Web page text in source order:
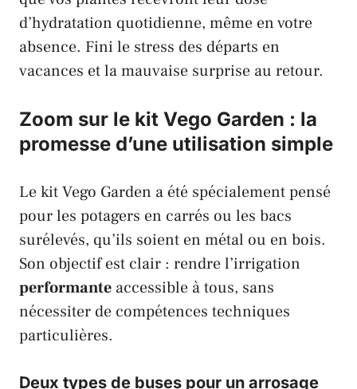
d’hydratation quotidienne, même en votre
absence. Fini le stress des départs en
vacances et la mauvaise surprise au retour.
Zoom sur le kit Vego Garden : la
promesse d’une utilisation simple
Le kitVego Garden a été spécialement pensé
pour les potagers en carrés ou les bacs
surélevés, qu’ils soient en métal ou en bois.
Son objectif est clair : rendre l’irrigation
performante accessible à tous, sans
nécessiter de compétences techniques
particulières.
Deux types de buses pour un arrosage